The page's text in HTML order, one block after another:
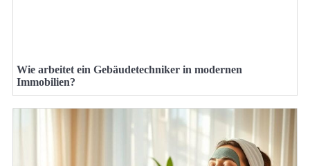
Wie arbeitet ein Gebäudetechniker in modernen
Immobilien?